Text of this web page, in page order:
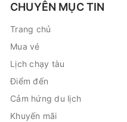
CHUYÊN MỤC TIN
Trang chủ
Mua vé
Lịch chạy tàu
Điểm đến
Cảm hứng du lịch
Khuyến mãi